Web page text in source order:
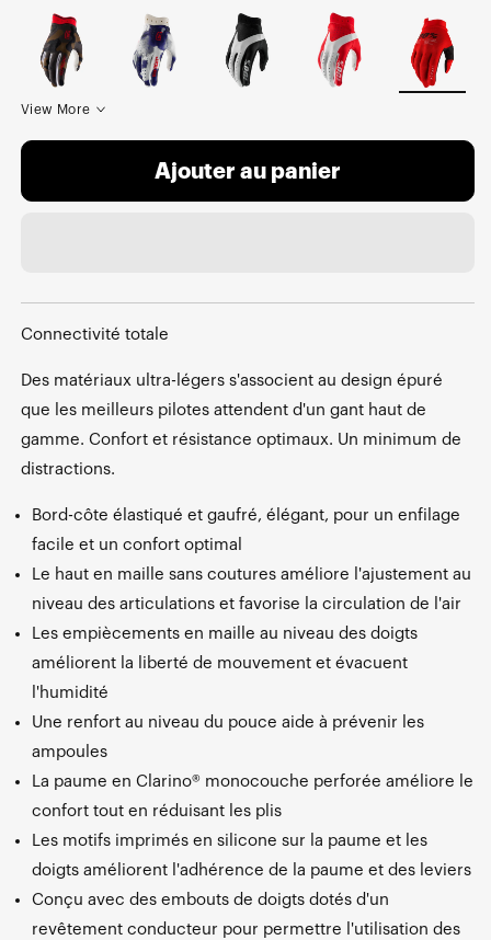
View More
Ajouter au panier
Connectivité totale
Des matériaux ultra-légers s'associent au design épuré
que les meilleurs pilotes attendent d'un gant haut de
gamme. Confort et résistance optimaux. Un minimum de
distractions.
Bord-côte élastiqué et gaufré, élégant, pour un enfilage
facile et un confort optimal
Le haut en maille sans coutures améliore l'ajustement au
niveau des articulations et favorise la circulation de l'air
Les empiècements en maille au niveau des doigts
améliorent la liberté de mouvement et évacuent
l'humidité
Une renfort au niveau du pouce aide à prévenir les
ampoules
La paume en Clarino® monocouche perforée améliore le
confort tout en réduisant les plis
Les motifs imprimés en silicone sur la paume et les
doigts améliorent l'adhérence de la paume et des leviers
Conçu avec des embouts de doigts dotés d'un
revêtement conducteur pour permettre l'utilisation des